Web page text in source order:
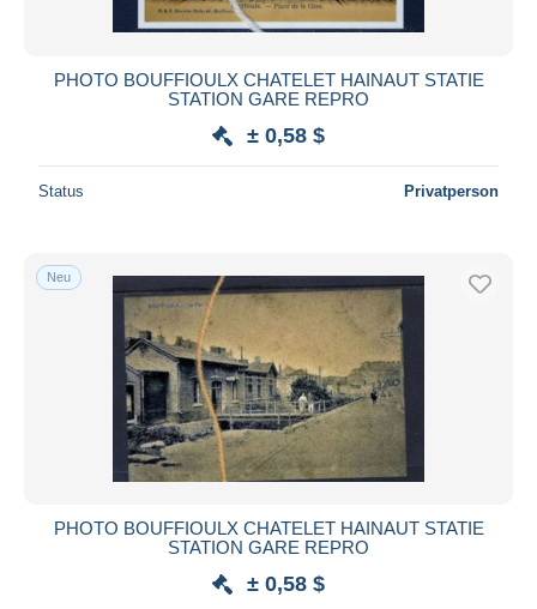
PHOTO BOUFFIOULX CHATELET HAINAUT STATIE
STATION GARE REPRO
± 0,58 $
Status Privatperson
Neu
PHOTO BOUFFIOULX CHATELET HAINAUT STATIE
STATION GARE REPRO
± 0,58 $